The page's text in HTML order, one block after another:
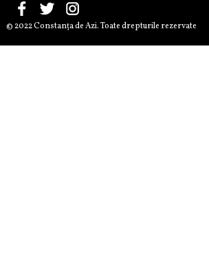
© 2022 Constanţa de Azi. Toate drepturile rezervate